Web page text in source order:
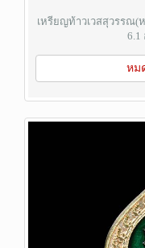
เหรียญท้าวเวสสุวรรณ(
6.1
หม